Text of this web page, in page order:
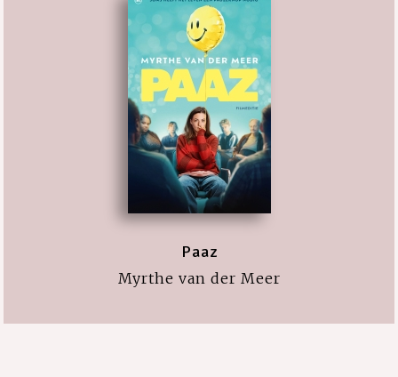
Paaz
Myrthe van der Meer